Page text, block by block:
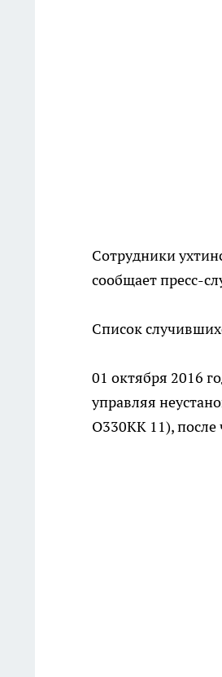
Сотрудники
сообщает пресс-
Список
01 октября 2016
управляя
О330КК 11), после